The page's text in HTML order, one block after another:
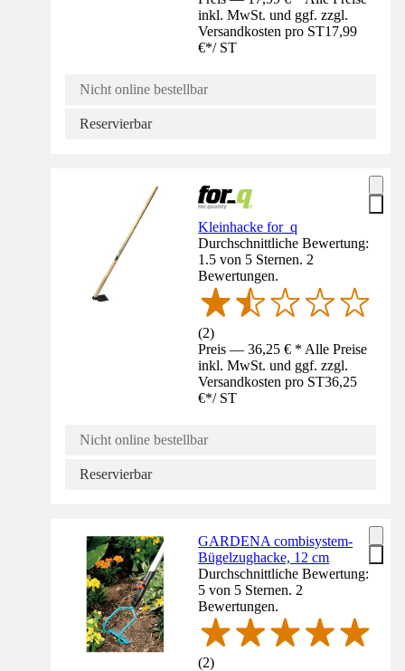
inkl. MwSt. und ggf. zzgl.
Versandkosten pro ST17,99
€*/ ST
Nicht online bestellbar
Reservierbar
Kleinhacke for_q
Durchschnittliche Bewertung:
1.5 von 5 Sternen. 2
Bewertungen.
(2)
Preis — 36,25 € * Alle Preise
inkl. MwSt. und ggf. zzgl.
Versandkosten pro ST36,25
€*/ ST
Nicht online bestellbar
Reservierbar
GARDENA combisystem-
Bügelzughacke, 12 cm
Durchschnittliche Bewertung:
5 von 5 Sternen. 2
Bewertungen.
(2)